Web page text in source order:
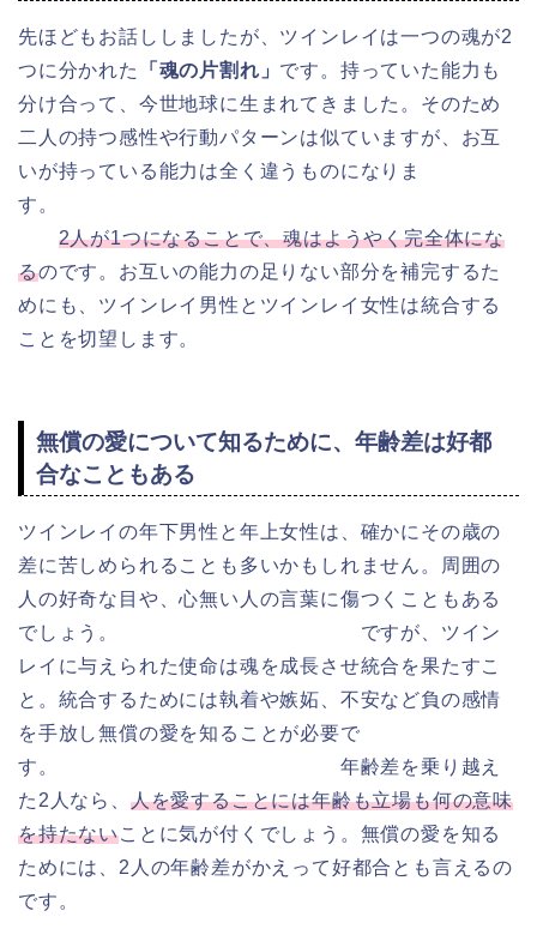
先ほどもお話ししましたが、ツインレイは一つの魂が2
つに分かれた
「魂の片割れ」 です。持っていた能力も
分け合って、 今世地球に生まれてきました。そのため
二人の持つ感性や行動パターンは似ていますが、お互
いが持っている能力は全く違うものになりま
す。
2人が1つになることで、魂はようやく完全体にな
るのです。お互いの能力の足りない部分を補完するた
めにも、ツインレイ男性とツインレイ女性は統合する
ことを切望します。
無償の愛について知るために、年齢差は好都
合なこともある
ツインレイの年下男性と年上女性は、確かにその歳の
差に苦しめられることも多いかもしれません。
周囲の
人の好奇な目や、心無い人の言葉に傷つくこともある
でしょう。 ですが、ツイン
レイに与えられた使命は魂を成長させ統合を果たすこ
と。統合するためには執着や嫉妬、不安など負の感情
を手放し無償の愛を知ることが必要で
す。 年齢差を乗り越え
た2人なら、 人を愛することには年齢も立場も何の意味
を持たないことに気が付くでしょう。無償の愛を知る
ためには、2人の年齢差がかえって好都合とも言えるの
です。